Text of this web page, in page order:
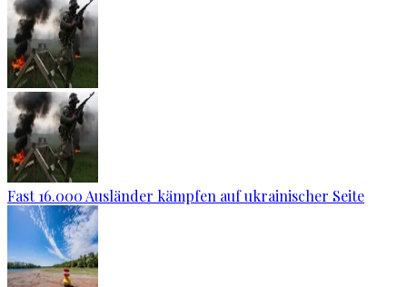
Fast 16.000 Ausländer kämpfen auf ukrainischer Seite